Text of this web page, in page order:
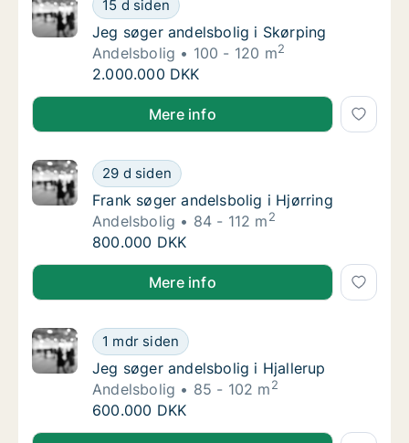
15 d siden
Jeg søger andelsbolig i Skørping
Jeg søger andelsbolig i Skørping
Andelsbolig
100 - 120 m2
Jeg søger andelsbolig i Skørping
2.000.000 DKK
Jeg søger andelsbolig i Skørping
Mere info
Frank søger andelsbolig i Hjørring
29 d siden
Frank søger andelsbolig i Hjørring
Frank søger andelsbolig i Hjørring
Andelsbolig
84 - 112 m2
Frank søger andelsbolig i Hjørring
800.000 DKK
Frank søger andelsbolig i Hjørring
Mere info
Jeg søger andelsbolig i Hjallerup
1 mdr siden
Jeg søger andelsbolig i Hjallerup
Jeg søger andelsbolig i Hjallerup
Andelsbolig
85 - 102 m2
Jeg søger andelsbolig i Hjallerup
600.000 DKK